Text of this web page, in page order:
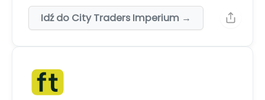
Idź do City Traders Imperium →